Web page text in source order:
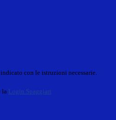
con le istruzioni necessarie.
la Login Spaggiari